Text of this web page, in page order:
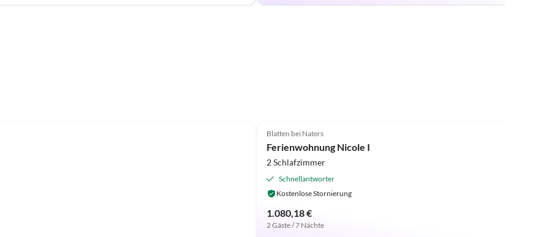
Blatten bei Naters
Ferienwohnung Nicole I
2 Schlafzimmer
Schnellantworter
Kostenlose Stornierung
1.080,18 €
2 Gäste / 7 Nächte